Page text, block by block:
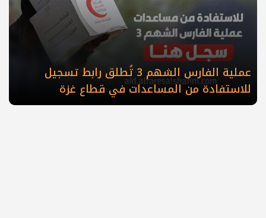
عملية الفارس الشهم 3 تُطلق رابط تسجيل
للاستفادة من المساعدات في قطاع غزة